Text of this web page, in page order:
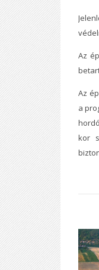
Az
Az
a
kor